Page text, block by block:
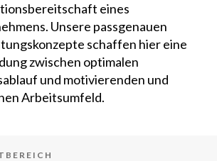
eines
Unsere passgenauen
schaffen hier eine
zwischen optimalen
und motivierenden und
Arbeitsumfeld.